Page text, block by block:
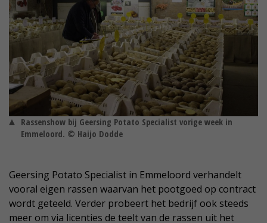
Rassenshow bij Geersing Potato Specialist vorige week in
Emmeloord. © Haijo Dodde
Geersing Potato Specialist in Emmeloord verhandelt
vooral eigen rassen waarvan het pootgoed op contract
wordt geteeld. Verder probeert het bedrijf ook steeds
meer om via licenties de teelt van de rassen uit het